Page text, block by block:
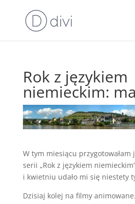
Rok z językiem
niemieckim:
W tym miesiącu przygotowałam
serii „Rok z językiem
i kwietniu udało mi się niestety
Dzisiaj kolej na filmy